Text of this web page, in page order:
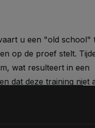
u een "old school"
op de proef stelt.
wat resulteert in een
dat deze training niet
waardoor u elke keer